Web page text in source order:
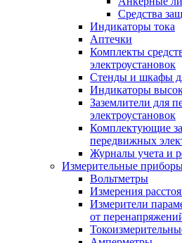
Средства
Индикаторы тока
Аптечки
Комплекты
электроустановок
Стенды и шкафы
Индикаторы
Заземлители для
электроустановок
Комплектующие
передвижных
Журналы учета и
Измерительные
Вольтметры
Измерения
Измерители
от